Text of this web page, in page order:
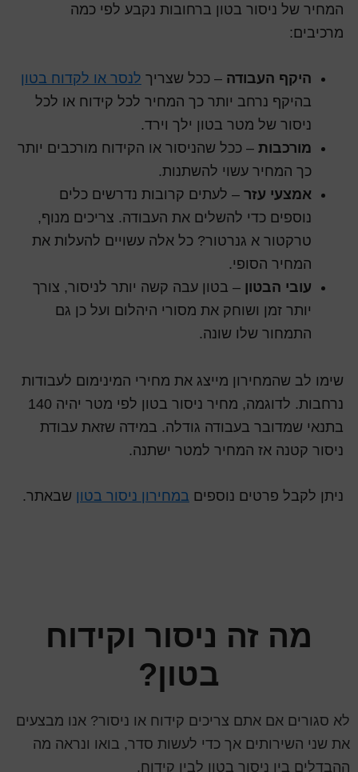
המחיר של ניסור בטון ברחובות נקבע לפי כמה
מרכיבים:
היקף העבודה – ככל שצריך לנסר או לקדוח בטון
בהיקף נרחב יותר כך המחיר לכל קידוח או לכל
ניסור של מטר בטון ילך וירד.
מורכבות – ככל שהניסור או הקידוח מורכבים יותר
כך המחיר עשוי להשתנות.
אמצעי עזר – לעתים קרובות נדרשים כלים
נוספים כדי להשלים את העבודה. צריכים מנוף,
טרקטור א גנרטור? כל אלה עשויים להעלות את
המחיר הסופי.
עובי הבטון – בטון עבה קשה יותר לניסור, צורך
יותר זמן ושוחק את מסורי היהלום ועל כן גם
התמחור שלו שונה.
שימו לב שהמחירון מייצג את מחירי המינימום לעבודות
נרחבות. לדוגמה, מחיר ניסור בטון לפי מטר יהיה 140
בתנאי שמדובר בעבודה גודלה. במידה שזאת עבודת
ניסור קטנה אז המחיר למטר ישתנה.
ניתן לקבל פרטים נוספים במחירון ניסור בטון שבאתר.
מה זה ניסור וקידוח
בטון?
לא סגורים אם אתם צריכים קידוח או ניסור? אנו מבצעים
את שני השירותים אך כדי לעשות סדר, בואו ונראה מה
ההבדלים בין ניסור בטון לבין קידוח.